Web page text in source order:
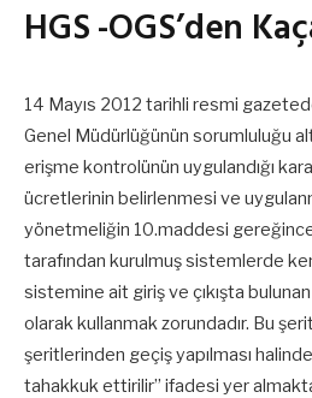
HGS -OGS’den
14 Mayıs 2012 tarihli resmi
Genel Müdürlüğünün sorumluluğu
erişme kontrolünün uygulandığı
ücretlerinin belirlenmesi ve
yönetmeliğin 10.maddesi
tarafından kurulmuş sistemlerde
sistemine ait giriş ve çıkışta
olarak kullanmak zorundadır. Bu
şeritlerinden geçiş yapılması
tahakkuk ettirilir” ifadesi yer